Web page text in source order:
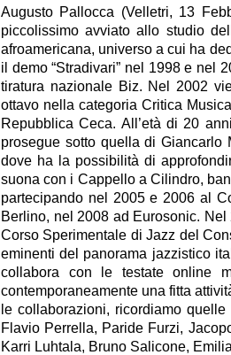
Augusto Pallocca (Velletri, 13
piccolissimo avviato allo studio
afroamericana, universo a cui ha
il demo “Stradivari” nel 1998 e nel
tiratura nazionale Biz. Nel 2002
ottavo nella categoria Critica
Repubblica Ceca. All’età di 20
prosegue sotto quella di
dove ha la possibilità di
suona con i Cappello a Cilindro,
partecipando nel 2005 e 2006 al
Berlino, nel 2008 ad Eurosonic.
Corso Sperimentale di Jazz del
eminenti del panorama jazzistico
collabora con le testate online
contemporaneamente una fitta
le collaborazioni, ricordiamo
Flavio Perrella, Paride Furzi,
Karri Luhtala, Bruno Salicone,